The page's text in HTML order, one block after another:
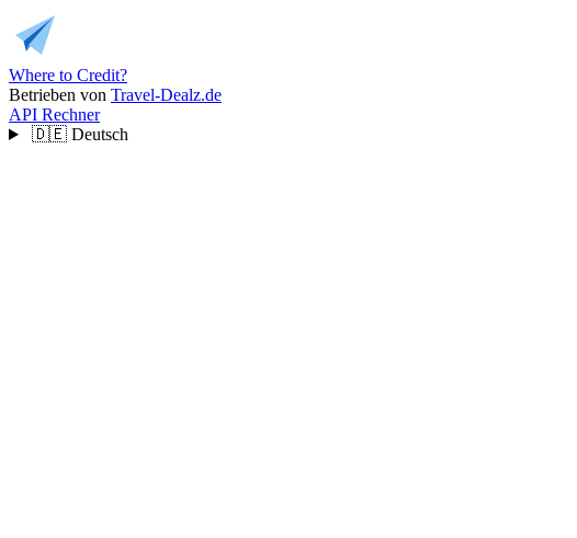
Where to Credit?
Betrieben von Travel-Dealz.de
API Rechner
🇩🇪 Deutsch